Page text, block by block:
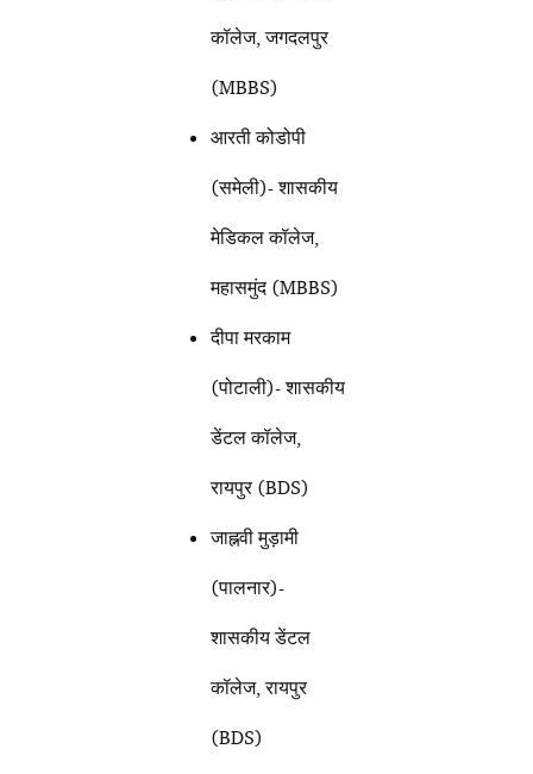
कॉलेज, जगदलपुर
(MBBS)
आरती कोडोपी
(समेली)- शासकीय
मेडिकल कॉलेज,
महासमुंद (MBBS)
दीपा मरकाम
(पोटाली)- शासकीय
डेंटल कॉलेज,
रायपुर (BDS)
जाह्नवी मुड़ामी
(पालनार)-
शासकीय डेंटल
कॉलेज, रायपुर
(BDS)